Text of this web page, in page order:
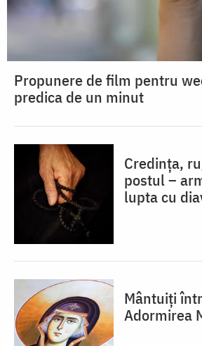
Propunere de film pentru
predica de un minut
Credința,
postul –
lupta cu
Mântuiți
Adormirea